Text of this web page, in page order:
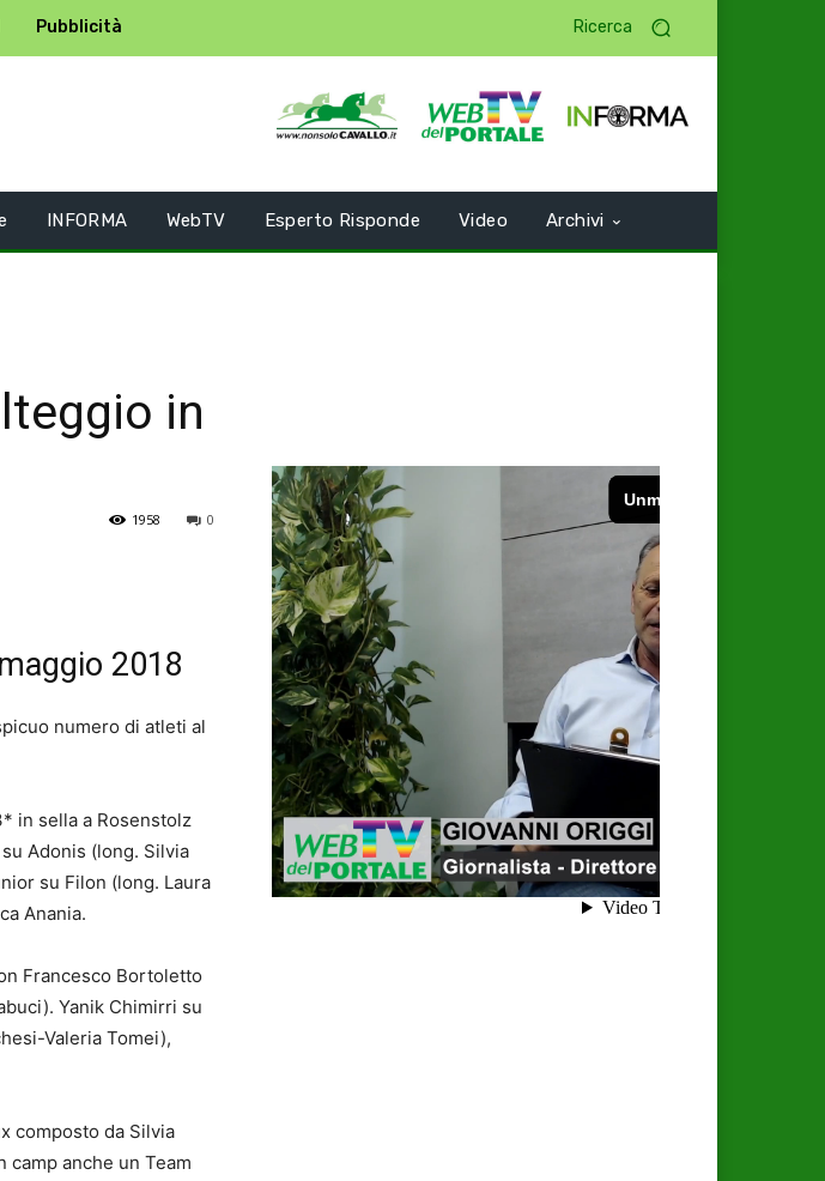
Pubblicità Ricerca
INFORMA WebTV Esperto Risponde Video Archivi
in
0
1958
2018
numero di atleti al
in sella a Rosenstolz
Adonis (long. Silvia
su Filon (long. Laura
Anania.
Francesco Bortoletto
Yanik Chimirri su
Valeria Tomei),
composto da Silvia
camp anche un Team